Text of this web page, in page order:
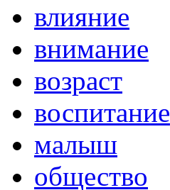
влияние
внимание
возраст
воспитание
малыш
общество